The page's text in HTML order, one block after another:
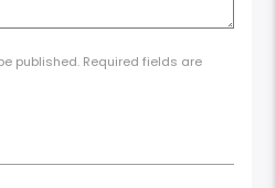
published. Required fields are